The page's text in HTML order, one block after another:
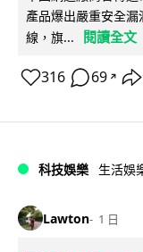
產品爆出嚴重安全
線，旗...
閱讀全文
316 69 ↗
科技娛樂 生活娛
Lawton 1 日